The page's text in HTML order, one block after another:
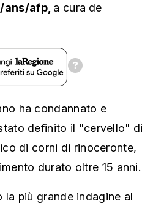
ans/afp, a cura de
ha condannato e
definito il "cervello" di
di corni di rinoceronte,
durato oltre 15 anni.
più grande indagine al